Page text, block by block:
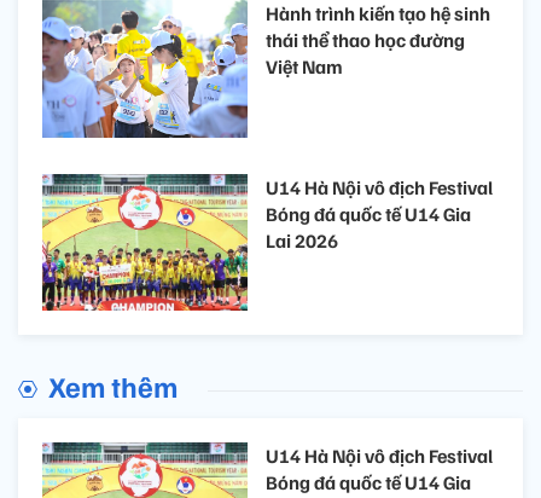
Hành trình kiến tạo hệ sinh
thái thể thao học đường
Việt Nam
U14 Hà Nội vô địch Festival
Bóng đá quốc tế U14 Gia
Lai 2026
Xem thêm
U14 Hà Nội vô địch Festival
Bóng đá quốc tế U14 Gia